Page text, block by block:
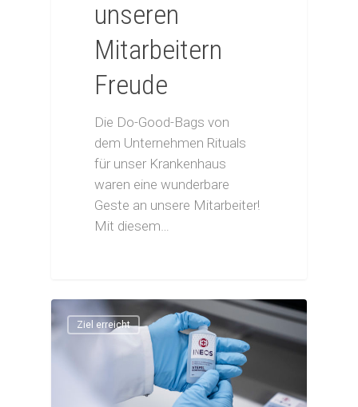
unseren
Mitarbeitern
Freude
Die Do-Good-Bags von
dem Unternehmen Rituals
für unser Krankenhaus
waren eine wunderbare
Geste an unsere Mitarbeiter!
Mit diesem…
Ziel erreicht